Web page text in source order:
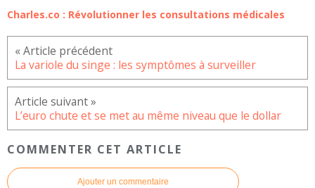
Charles.co : Révolutionner les consultations médicales
La variole du singe : les symptômes à surveiller
L’euro chute et se met au même niveau que le dollar
COMMENTER CET ARTICLE
Ajouter un commentaire